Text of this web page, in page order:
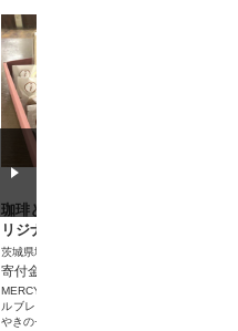
珈琲とかつどら5個【オ
リジナルブレンド(ドリ
ップバッグ)/つぶあん】
茨城県城里町
寄付金額
MERCY's COFFEEのオリジナ
ルブレンドと昔懐かしいどら
やきのセット。